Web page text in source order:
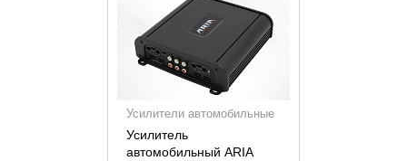
Усилители автомобильные
Усилитель
автомобильный ARIA